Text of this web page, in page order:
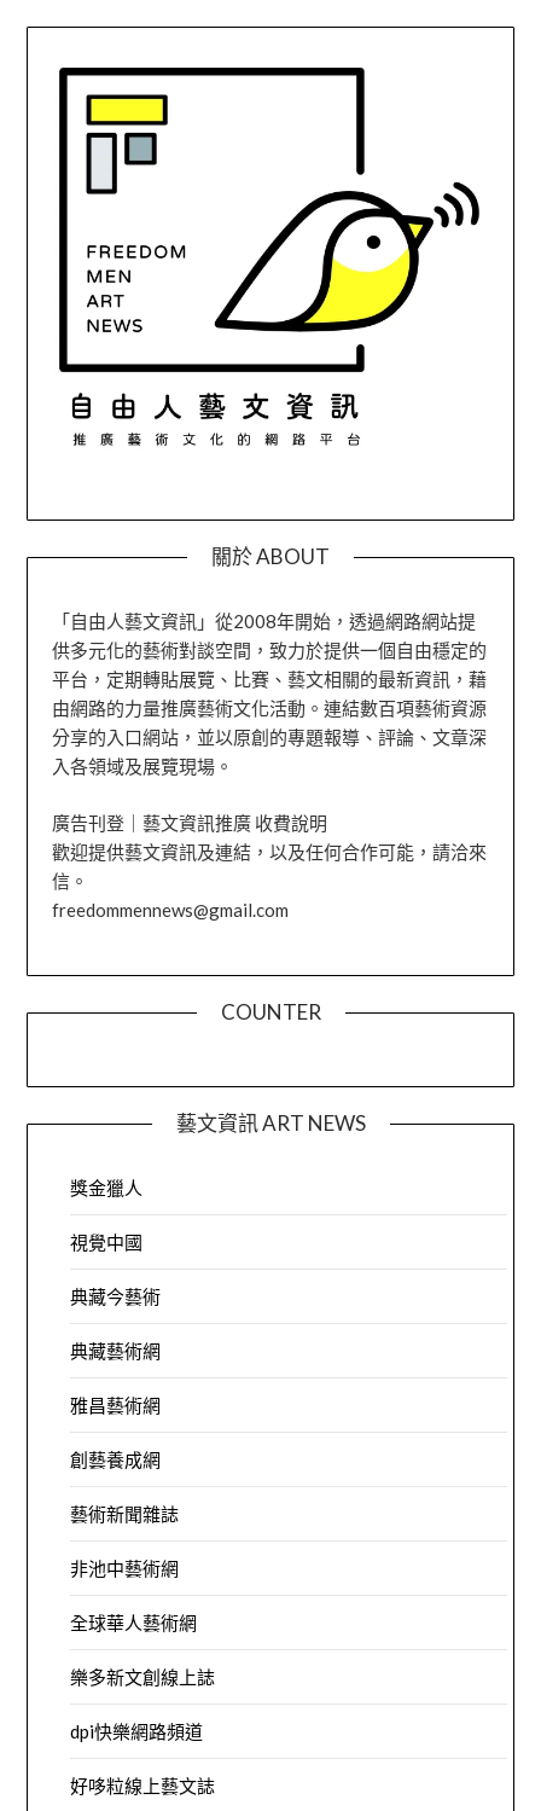
關於 ABOUT
「自由人藝文資訊」從2008年開始，透過網路網站提
供多元化的藝術對談空間，致力於提供一個自由穩定的
平台，定期轉貼展覽、比賽、藝文相關的最新資訊，藉
由網路的力量推廣藝術文化活動。連結數百項藝術資源
分享的入口網站，並以原創的專題報導、評論、文章深
入各領域及展覽現場。
廣告刊登｜藝文資訊推廣 收費說明
歡迎提供藝文資訊及連結，以及任何合作可能，請洽來
信。
freedommennews@gmail.com
COUNTER
藝文資訊 ART NEWS
獎金獵人
視覺中國
典藏今藝術
典藏藝術網
雅昌藝術網
創藝養成網
藝術新聞雜誌
非池中藝術網
全球華人藝術網
樂多新文創線上誌
dpi快樂網路頻道
好哆粒線上藝文誌